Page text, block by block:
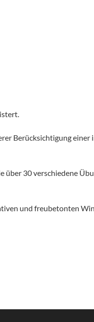
Berücksichtigung einer
30 verschiedene
und freubetonten